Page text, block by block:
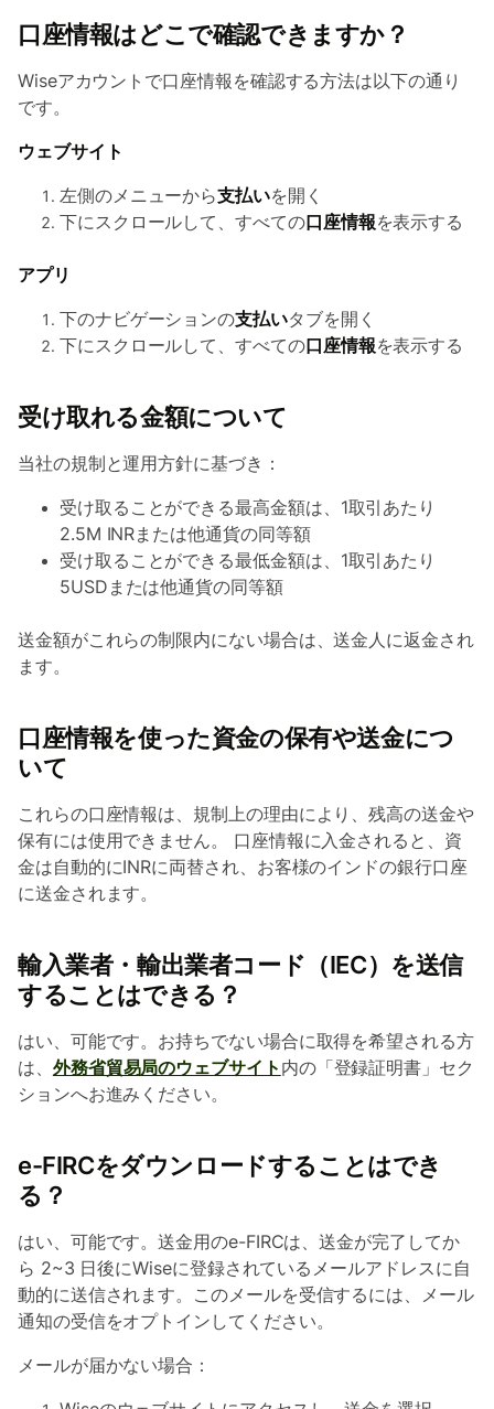
口座情報はどこで確認できますか？
Wiseアカウントで口座情報を確認する方法は以下の通り
です。
ウェブサイト
左側のメニューから支払いを開く
下にスクロールして、すべての口座情報を表示する
アプリ
下のナビゲーションの支払いタブを開く
下にスクロールして、すべての口座情報を表示する
受け取れる金額について
当社の規制と運用方針に基づき：
受け取ることができる最高金額は、1取引あたり
2.5M INRまたは他通貨の同等額
受け取ることができる最低金額は、1取引あたり
5USDまたは他通貨の同等額
送金額がこれらの制限内にない場合は、送金人に返金され
ます。
口座情報を使った資金の保有や送金につ
いて
これらの口座情報は、規制上の理由により、残高の送金や
保有には使用できません。 口座情報に入金されると、資
金は自動的にINRに両替され、お客様のインドの銀行口座
に送金されます。
輸入業者・輸出業者コード（IEC）を送信
することはできる？
はい、可能です。お持ちでない場合に取得を希望される方
は、 外務省貿易局のウェブサイト 内の「登録証明書」セク
ションへお進みください。
e-FIRCをダウンロードすることはでき
る？
はい、可能です。送金用のe-FIRCは、送金が完了してか
ら 2~3 日後にWiseに登録されているメールアドレスに自
動的に送信されます。このメールを受信するには、メール
通知の受信をオプトインしてください。
メールが届かない場合：